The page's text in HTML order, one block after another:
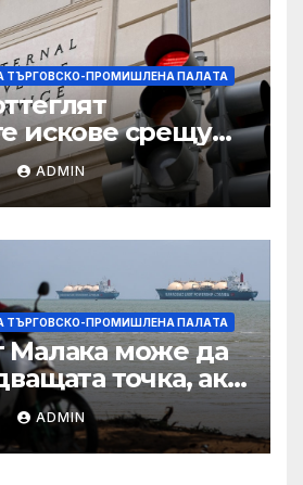
ТЪРГОВСКО-ПРОМИШЛЕНА ПАЛAТА
искове срещу
в
съдебно дело с
ADMIN
ТЪРГОВСКО-ПРОМИШЛЕНА ПАЛAТА
Малака може да
точка, ако
ADMIN